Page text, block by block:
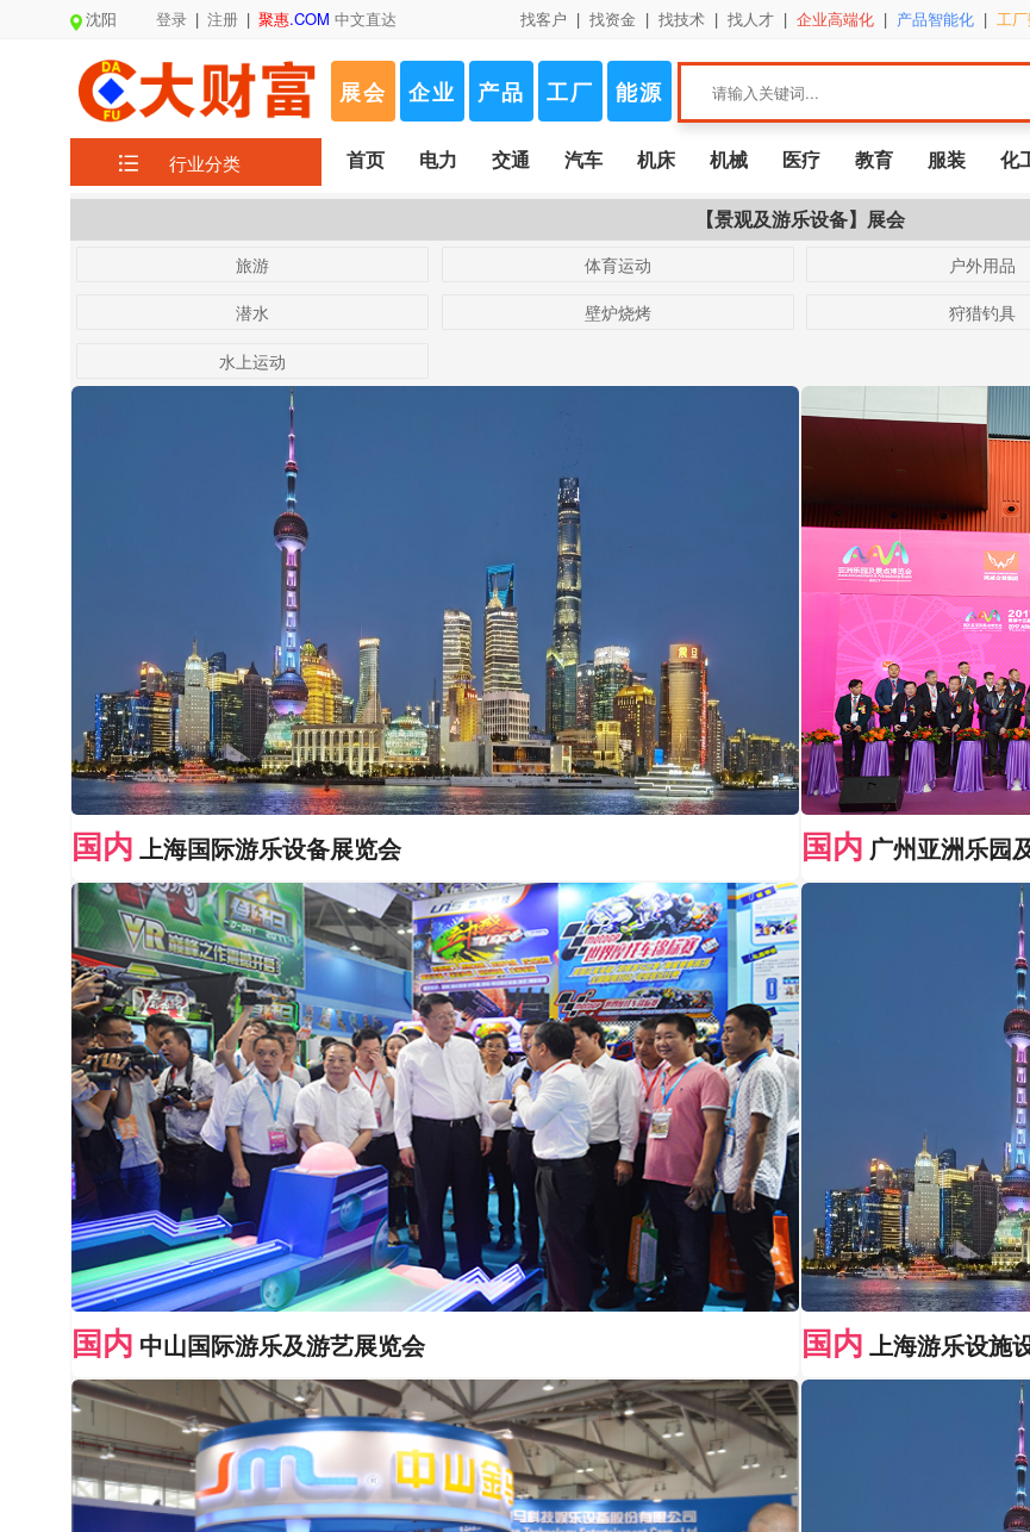
沈阳 登录 | 注册 | 聚惠.COM 中文直达 找客户 | 找资金 | 找技术 | 找人才 | 企业高端化 | 产品智能化 | 工
展会 企业 产品 工厂 能源
行业分类 首页 电力 交通 汽车 机床 机械 医疗 教育 服装 化
【景观及游乐设备】展会
旅游 体育运动 户外用品
潜水 壁炉烧烤 狩猎钓具
水上运动
国内 上海国际游乐设备展览会 国内 广州亚洲乐园
国内 中山国际游乐及游艺展览会 国内 上海游乐设施